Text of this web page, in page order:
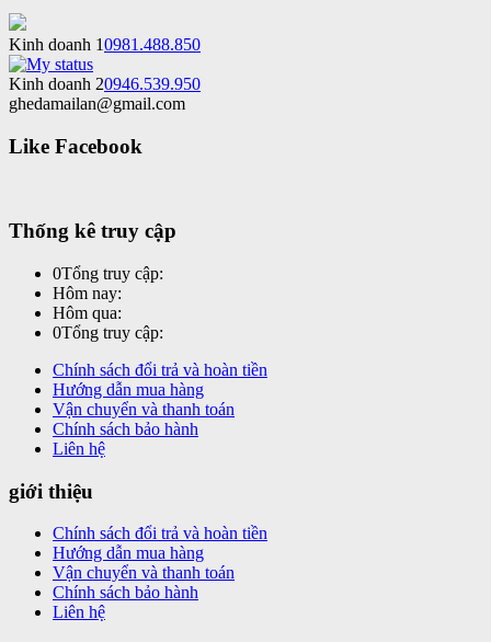
Kinh doanh 10981.488.850
Kinh doanh 20946.539.950
ghedamailan@gmail.com
Like Facebook
Thống kê truy cập
0Tổng truy cập:
Hôm nay:
Hôm qua:
0Tổng truy cập:
Chính sách đổi trả và hoàn tiền
Hướng dẫn mua hàng
Vận chuyển và thanh toán
Chính sách bảo hành
Liên hệ
giới thiệu
Chính sách đổi trả và hoàn tiền
Hướng dẫn mua hàng
Vận chuyển và thanh toán
Chính sách bảo hành
Liên hệ